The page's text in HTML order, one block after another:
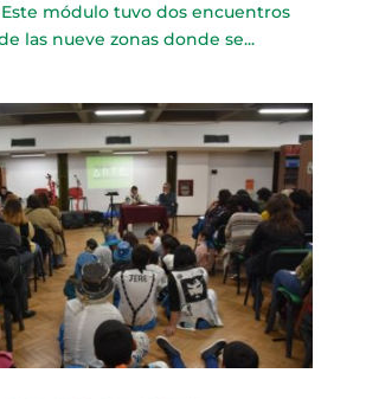
módulo tuvo dos encuentros
las nueve zonas donde se...